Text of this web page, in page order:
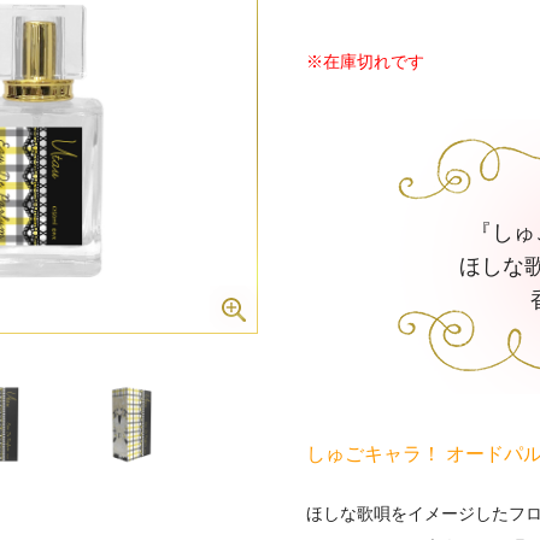
※在庫切れです
『し
ほしな
しゅごキャラ！ オードパ
ほしな歌唄をイメージしたフ